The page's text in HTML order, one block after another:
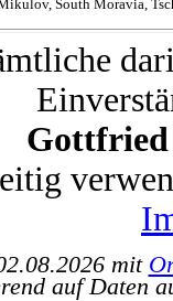
South Moravia,
Gottfried
mit
auf Daten